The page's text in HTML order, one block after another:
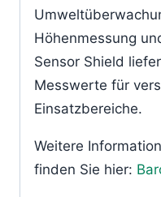
Höhenmessung
Sensor Shield
Messwerte für
Einsatzbereiche.
Weitere
finden Sie hier: